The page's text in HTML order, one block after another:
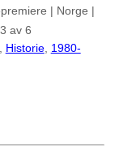
| Norge |
av 6
Historie, 1980-